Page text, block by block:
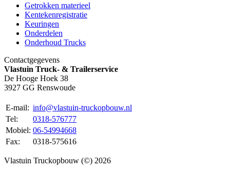
Getrokken materieel
Kentekenregistratie
Keuringen
Onderdelen
Onderhoud Trucks
Contactgegevens
Vlastuin Truck- & Trailerservice
De Hooge Hoek 38
3927 GG Renswoude
E-mail: info@vlastuin-truckopbouw.nl
Tel:
0318-576777
Mobiel: 06-54994668
Fax:
0318-575616
Vlastuin Truckopbouw (©) 2026